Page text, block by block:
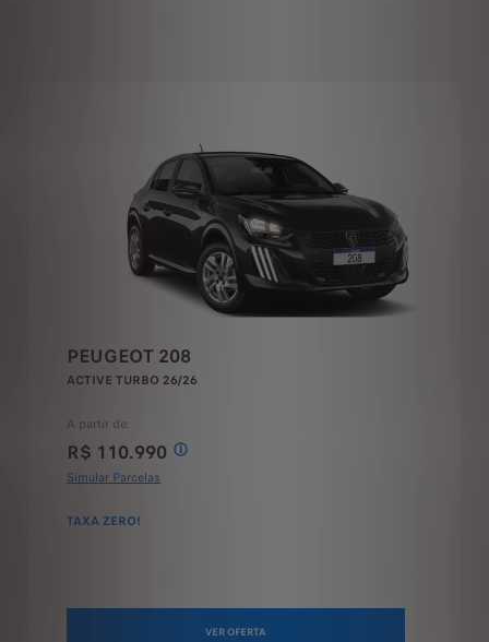
à vista. Valor promocional a partir de R$ 96.990,00 à vista para Novo Peugeot
PEUGEOT 208
GT HIBRIDO 26/26
A partir de:
R$ 134.990
Simular Parcelas
TAXA ZERO!
VER OFERTA